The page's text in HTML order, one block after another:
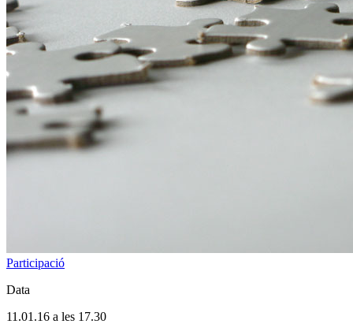
Participació
Data
11.01.16 a les 17.30